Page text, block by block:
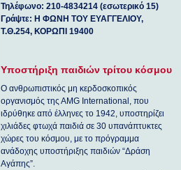
Τηλέφωνο: 210-4834214 (εσωτερικό 15)
Γράψτε: Η ΦΩΝΗ ΤΟΥ ΕΥΑΓΓΕΛΙΟΥ,
Τ.Θ.254, ΚΟΡΩΠΙ 19400
Υποστήριξη παιδιών τρίτου κόσμου
Ο ανθρωπιστικός μη κερδοσκοπικός
οργανισμός της ΑΜG International, που
ιδρύθηκε από έλληνες το 1942, υποστηρίζει
χιλιάδες φτωχά παιδιά σε 30 υπανάπτυκτες
χώρες του κόσμου, με το πρόγραμμα
ανάδοχης υποστήριξης παιδιών “Δράση
Αγάπης”.